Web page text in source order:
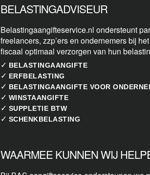
BELASTINGADVISEUR
Belastingaangifteservice.nl ondersteunt
freelancers, zzp’ers en ondernemers bij
fiscaal optimaal verzorgen van hun
✓ BELASTINGAANGIFTE
✓ ERFBELASTING
✓ BELASTINGAANGIFTE VOOR
✓ WINSTAANGIFTE
✓ SUPPLETIE BTW
✓ SCHENKBELASTING
WAARMEE KUNNEN WIJ